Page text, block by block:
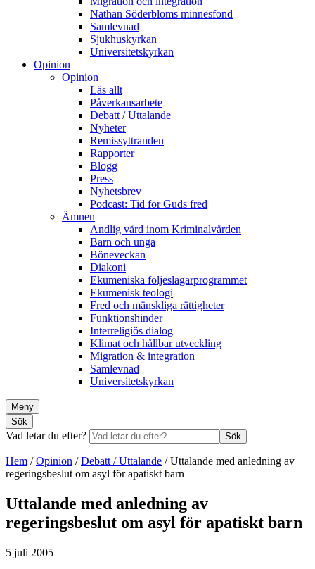
Nathan Söderbloms minnesfond
Samlevnad
Sjukhuskyrkan
Universitetskyrkan
Opinion
Opinion
Läs allt
Påverkansarbete
Debatt / Uttalande
Nyheter
Remissyttranden
Rapporter
Blogg
Press
Nyhetsbrev
Podcast: Tid för Guds fred
Ämnen
Andlig vård inom Kriminalvården
Barn och unga
Böneveckan
Diakoni
Ekumeniska följeslagarprogrammet
Ekumenisk teologi
Fred och mänskliga rättigheter
Funktionshinder
Interreligiös dialog
Klimat och hållbar utveckling
Migration & integration
Samlevnad
Universitetskyrkan
Meny
Sök
Vad letar du efter? Sök
Hem /Opinion /Debatt / Uttalande /Uttalande med anledning av
regeringsbeslut om asyl för apatiskt barn
Uttalande med anledning av
regeringsbeslut om asyl för apatiskt barn
5 juli 2005